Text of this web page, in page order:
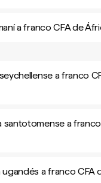
a franco CFA de
a franco
a
a franco CFA